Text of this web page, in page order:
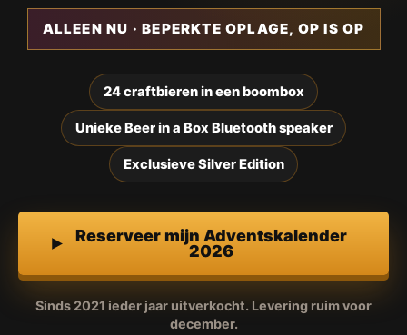
ALLEEN NU · BEPERKTE OPLAGE, OP IS OP
24 craftbieren in een boombox
Unieke Beer in a Box Bluetooth speaker
Exclusieve Silver Edition
Reserveer mijn Adventskalender
2026
Sinds 2021 ieder jaar uitverkocht. Levering ruim voor
december.